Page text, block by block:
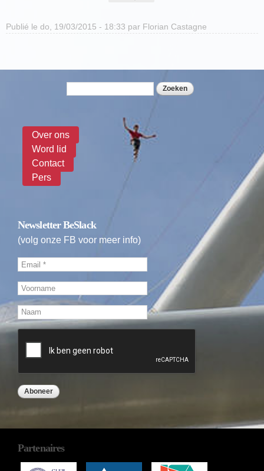
Publié le do, 19/03/2015 - 18:33 par Florian Castagne
Zoekveld
Over ons
Word lid
Contact
Pers
Newsletter BeSlack
(volg onze FB voor meer info)
Partenaires